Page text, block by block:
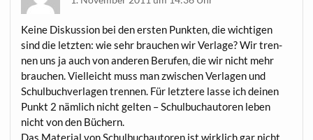
Kei­ne Dis­kus­si­on bei den ers­ten Punk­ten, die wich­ti­gen
sind die letz­ten: wie sehr brau­chen wir Ver­la­ge? Wir tren­
nen uns ja auch von ande­ren Beru­fen, die wir nicht mehr
brau­chen. Viel­leicht muss man zwi­schen Ver­la­gen und
Schul­buch­ver­la­gen tren­nen. Für letz­te­re las­se ich dei­nen
Punkt 2 näm­lich nicht gel­ten – Schul­buch­au­to­ren leben
nicht von den Büchern.
Das Mate­ri­al von Schul­buch­au­to­ren ist wirk­lich gar nicht